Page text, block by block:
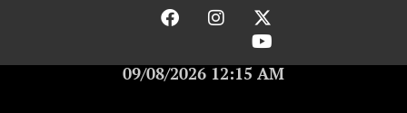
09/08/2026 12:15 AM